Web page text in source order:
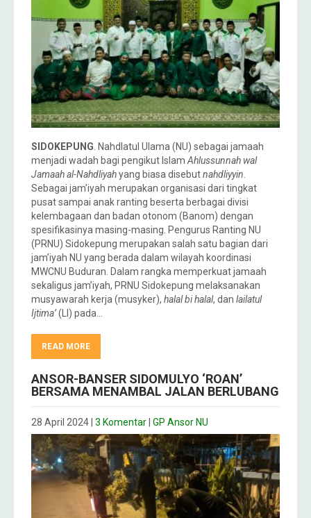
SIDOKEPUNG . Nahdlatul Ulama (NU) sebagai jamaah
menjadi wadah bagi pengikut Islam Ahlussunnah wal
Jamaah al-Nahdliyahyang biasa disebutnahdliyyin
Sebagai jam’iyah merupakan organisasi dari tingkat
pusat sampai anak ranting beserta berbagai divisi
kelembagaan dan badan otonom (Banom) dengan
spesifikasinya masing-masing. Pengurus Ranting NU
(PRNU) Sidokepung merupakan salah satu bagian dari
jam’iyah NU yang berada dalam wilayah koordinasi
MWCNU Buduran. Dalam rangka memperkuat jamaah
sekaligus jam’iyah, PRNU Sidokepung melaksanakan
musyawarah kerja (musyker), halal bi halal, dan lailatul
Ijtima’(LI) pada…
READ MORE
ANSOR-BANSER SIDOMULYO ‘ROAN’
BERSAMA MENAMBAL JALAN BERLUBANG
28 April 2024| 3 Komentar| GP Ansor NU